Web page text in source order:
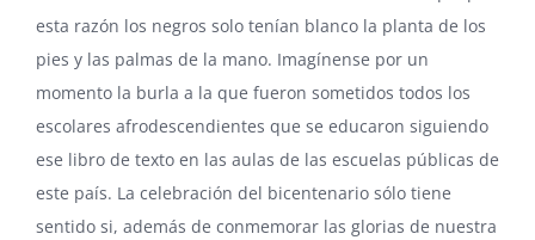
esta razón los negros solo tenían blanco la planta de los
pies y las palmas de la mano. Imagínense por un
momento la burla a la que fueron sometidos todos los
escolares afrodescendientes que se educaron siguiendo
ese libro de texto en las aulas de las escuelas públicas de
este país. La celebración del bicentenario sólo tiene
sentido si, además de conmemorar las glorias de nuestra